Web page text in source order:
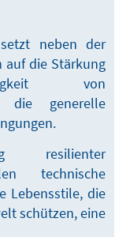
neben der
auf die Stärkung
von
die generelle
resilienter
technische
Lebensstile, die
schützen, eine